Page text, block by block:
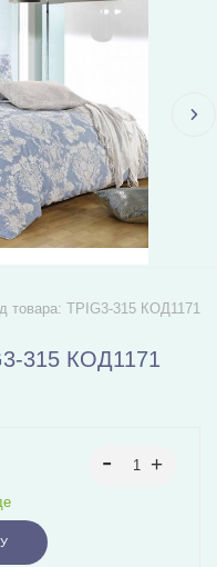
товара: TPIG3-315 КОД1171
315 КОД1171